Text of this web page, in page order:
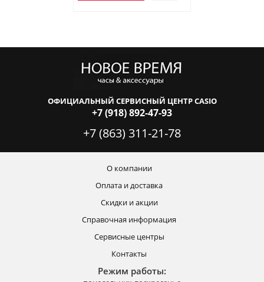
ОФИЦИАЛЬНЫЙ СЕРВИСНЫЙ ЦЕНТР CASIO
+7 (918) 892-47-93
+7 (863) 311-21-78
О компании
Оплата и доставка
Скидки и акции
Справочная информация
Сервисные центры
Контакты
Режим работы: